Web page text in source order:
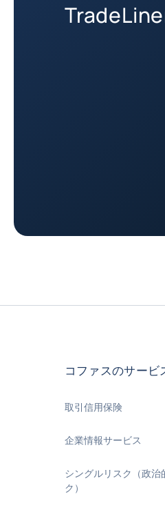
コファスのサービ
取引信用保険
企業情報サービス
シングルリスク（政治
ク）